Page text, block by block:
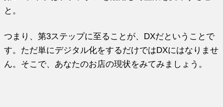
と。
つまり、第3ステップに至ることが、DXだということで
す。ただ単にデジタル化をするだけではDXにはなりませ
ん。そこで、あなたのお店の現状をみてみましょう。